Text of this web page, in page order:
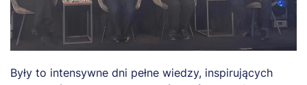
Były to intensywne dni pełne wiedzy, inspirujących